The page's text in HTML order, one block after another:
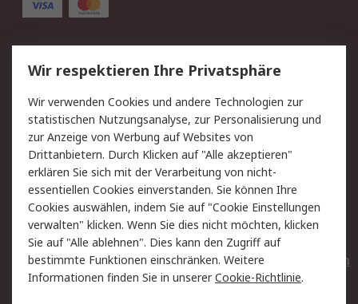
Service
Value Added Services
Lieferlösungen
Rücksendungen
Kontakt
Hilfe
Privatkunden
Rechtliches
AGB
Datenschutz
Cookie-Richtlinie
Zahlungsbedingungen
Copyright/Impressum
Entsorgung
Elektrogeräte/Batterien
Wir respektieren Ihre Privatsphäre
Wir verwenden Cookies und andere Technologien zur
statistischen Nutzungsanalyse, zur Personalisierung und
zur Anzeige von Werbung auf Websites von
Drittanbietern. Durch Klicken auf "Alle akzeptieren"
erklären Sie sich mit der Verarbeitung von nicht-
essentiellen Cookies einverstanden. Sie können Ihre
Cookies auswählen, indem Sie auf "Cookie Einstellungen
verwalten" klicken. Wenn Sie dies nicht möchten, klicken
Sie auf "Alle ablehnen". Dies kann den Zugriff auf
bestimmte Funktionen einschränken. Weitere
Informationen finden Sie in unsererCookie-Richtlinie.